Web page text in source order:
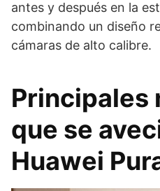
antes y después en la
combinando un diseño
cámaras de alto calibre.
Principales
que se
Huawei